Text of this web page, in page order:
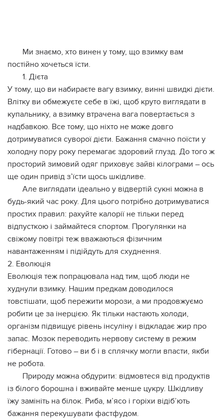
Ми знаємо, хто винен у тому, що взимку вам
постійно хочеться їсти.
1. Дієта
У тому, що ви набираєте вагу взимку, винні швидкі дієти.
Влітку ви обмежуєте себе в їжі, щоб круто виглядати в
купальнику, а взимку втрачена вага повертається з
надбавкою. Все тому, що ніхто не може довго
дотримуватися суворої дієти. Бажання смачно поїсти у
холодну пору року перемагає здоровий глузд. До того ж
просторий зимовий одяг приховує зайві кілограми – ось
ще один привід з’їсти щось шкідливе.
Але виглядати ідеально у відвертій сукні можна в
будь-який час року. Для цього потрібно дотримуватися
простих правил: рахуйте калорії не тільки перед
відпусткою і займайтеся спортом. Прогулянки на
свіжому повітрі теж вважаються фізичним
навантаженням і підійдуть для схуднення.
2. Еволюція
Еволюція теж попрацювала над тим, щоб люди не
худнули взимку. Нашим предкам доводилося
товстішати, щоб пережити морози, а ми продовжуємо
робити це за інерцією. Як тільки настають холоди,
організм підвищує рівень інсуліну і відкладає жир про
запас. Мозок переводить нервову систему в режим
гібернації. Готово – ви б і в сплячку могли впасти, якби
не робота.
Природу можна обдурити: відмовтеся від продуктів
із білого борошна і вживайте менше цукру. Шкідливу
їжу замініть на білок. Риба, м’ясо і горіхи відіб’ють
бажання перекушувати фастфудом.